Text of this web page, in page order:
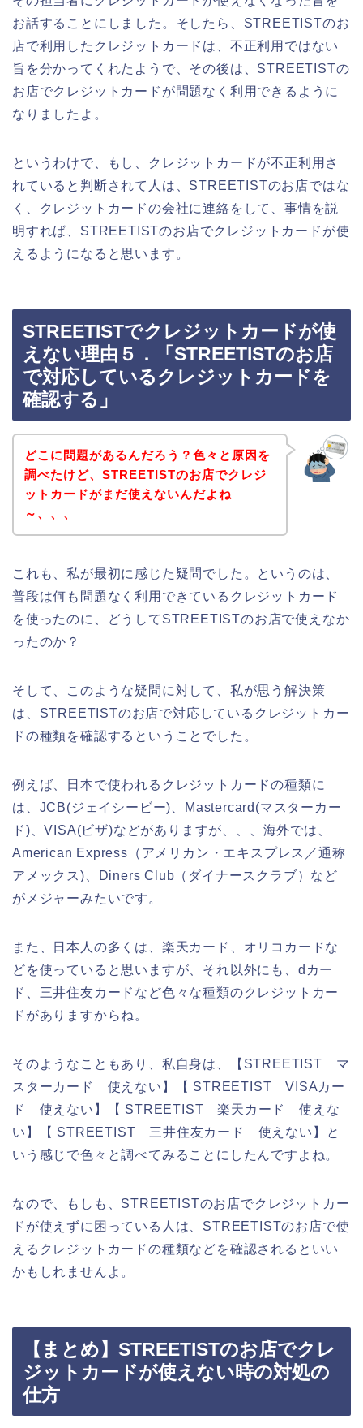
お話することにしました。そしたら、STREETISTのお
店で利用したクレジットカードは、不正利用ではない
旨を分かってくれたようで、その後は、STREETISTの
お店でクレジットカードが問題なく利用できるように
なりましたよ。
というわけで、もし、クレジットカードが不正利用さ
れていると判断されて人は、STREETISTのお店ではな
く、クレジットカードの会社に連絡をして、事情を説
明すれば、STREETISTのお店でクレジットカードが使
えるようになると思います。
STREETISTでクレジットカードが使
えない理由５．「STREETISTのお店
で対応しているクレジットカードを
確認する」
どこに問題があるんだろう？色々と原因を
調べたけど、STREETISTのお店でクレジ
ットカードがまだ使えないんだよね
～、、、
これも、私が最初に感じた疑問でした。というのは、
普段は何も問題なく利用できているクレジットカード
を使ったのに、どうしてSTREETISTのお店で使えなか
ったのか？
そして、このような疑問に対して、私が思う解決策
は、STREETISTのお店で対応しているクレジットカー
ドの種類を確認するということでした。
例えば、日本で使われるクレジットカードの種類に
は、JCB(ジェイシービー)、Mastercard(マスターカー
ド)、VISA(ビザ)などがありますが、、、海外では、
American Express（アメリカン・エキスプレス／通称
アメックス)、Diners Club（ダイナースクラブ）など
がメジャーみたいです。
また、日本人の多くは、楽天カード、オリコカードな
どを使っていると思いますが、それ以外にも、dカー
ド、三井住友カードなど色々な種類のクレジットカー
ドがありますからね。
そのようなこともあり、私自身は、【STREETIST マ
スターカード 使えない】【 STREETIST VISAカー
ド 使えない】【 STREETIST 楽天カード 使えな
い】【 STREETIST 三井住友カード 使えない】と
いう感じで色々と調べてみることにしたんですよね。
なので、もしも、STREETISTのお店でクレジットカー
ドが使えずに困っている人は、STREETISTのお店で使
えるクレジットカードの種類などを確認されるといい
かもしれませんよ。
【まとめ】STREETISTのお店でクレ
ジットカードが使えない時の対処の
仕方